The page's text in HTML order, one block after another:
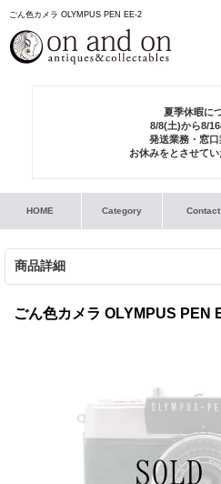
ごん色カメラ OLYMPUS PEN EE-2
夏季休暇に
8/8(土)から8/
発送業務・窓
お休みをとさせてい
HOME Category Contact
商品詳細
ごん色カメラ OLYMPUS PEN